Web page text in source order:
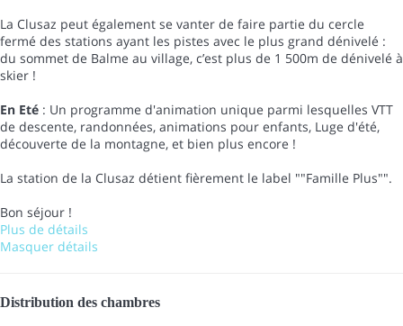
La Clusaz peut également se vanter de faire partie du cercle
fermé des stations ayant les pistes avec le plus grand dénivelé :
du sommet de Balme au village, c’est plus de 1 500m de dénivelé à
skier !
En Eté : Un programme d'animation unique parmi lesquelles VTT
de descente, randonnées, animations pour enfants, Luge d'été,
découverte de la montagne, et bien plus encore !
La station de la Clusaz détient fièrement le label ""Famille Plus"".
Bon séjour !
Plus de détails
Masquer détails
Distribution des chambres